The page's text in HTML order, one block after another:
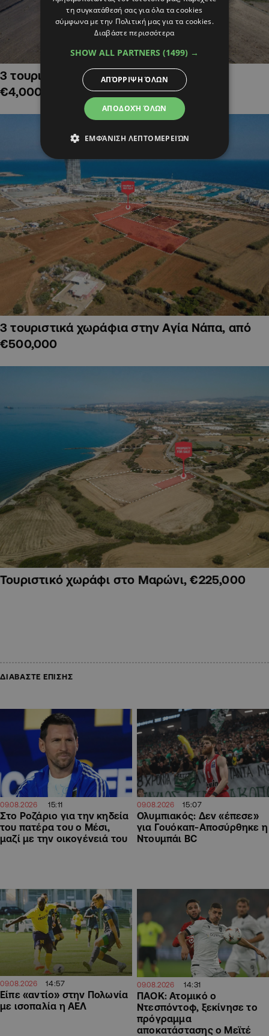
3 τουριστικά χωράφια στην Αλαμινό,
€4,000,000
3 τουριστικά χωράφια στην Αγία Νάπα, από
€500,000
Τουριστικό χωράφι στο Μαρώνι, €225,000
ΔΙΑΒΑΣΤΕ ΕΠΙΣΗΣ
09.08.2026 15:11
Στο Ροζάριο για την κηδεία
του πατέρα του ο Μέσι,
μαζί με την οικογένειά του
09.08.2026 15:07
Ολυμπιακός: Δεν «έπεσε»
για Γουόκαπ-Αποσύρθηκε η
Ντουμπάι BC
09.08.2026 14:57
Είπε «αντίο» στην Πολωνία
με ισοπαλία η ΑΕΛ
09.08.2026 14:31
ΠΑΟΚ: Ατομικό ο
Ντεσπόντοφ, ξεκίνησε το
πρόγραμμα
αποκατάστασης ο Μεϊτέ
τη συγκατάθεσή σας για όλα τα cookies
σύμφωνα με την Πολιτική μας για τα cookies.
Διαβάστε περισσότερα
SHOW ALL PARTNERS (1499) →
ΑΠΟΔΟΧΉ ΌΛΩΝ
ΑΠΌΡΡΙΨΗ ΌΛΩΝ
ΕΜΦΆΝΙΣΗ ΛΕΠΤΟΜΕΡΕΙΏΝ